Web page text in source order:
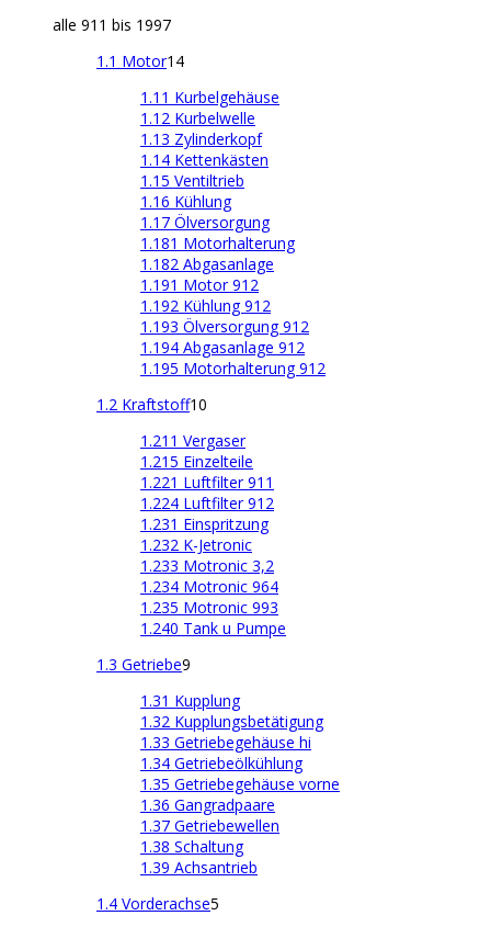
alle 911 bis 1997
1.1 Motor14
1.11 Kurbelgehäuse
1.12 Kurbelwelle
1.13 Zylinderkopf
1.14 Kettenkästen
1.15 Ventiltrieb
1.16 Kühlung
1.17 Ölversorgung
1.181 Motorhalterung
1.182 Abgasanlage
1.191 Motor 912
1.192 Kühlung 912
1.193 Ölversorgung 912
1.194 Abgasanlage 912
1.195 Motorhalterung 912
1.2 Kraftstoff10
1.211 Vergaser
1.215 Einzelteile
1.221 Luftfilter 911
1.224 Luftfilter 912
1.231 Einspritzung
1.232 K-Jetronic
1.233 Motronic 3,2
1.234 Motronic 964
1.235 Motronic 993
1.240 Tank u Pumpe
1.3 Getriebe9
1.31 Kupplung
1.32 Kupplungsbetätigung
1.33 Getriebegehäuse hi
1.34 Getriebeölkühlung
1.35 Getriebegehäuse vorne
1.36 Gangradpaare
1.37 Getriebewellen
1.38 Schaltung
1.39 Achsantrieb
1.4 Vorderachse5